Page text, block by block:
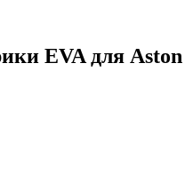
EVA для